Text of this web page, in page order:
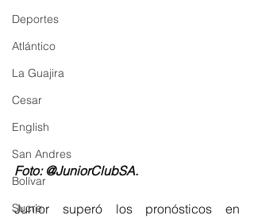
Deportes
Atlántico
La Guajira
Cesar
English
San Andres
Bolívar
Sucre
Foto: @JuniorClubSA.
Junior superó los pronósticos en